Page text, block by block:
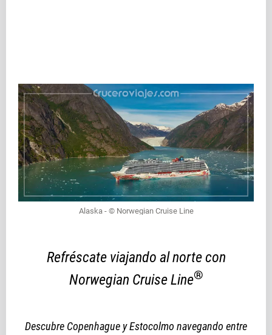
Alaska - © Norwegian Cruise Line
Refréscate viajando al norte con
Norwegian Cruise Line®
Descubre Copenhague y Estocolmo navegando entre